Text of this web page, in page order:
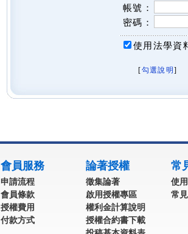
帳號：
密碼：
使用法學資
[勾選說明 ]
會員服務
申請流程
會員條款
授權費用
付款方式
論著授權
徵集論著
啟用授權專區
權利金計算說明
授權合約書下載
常
使
常